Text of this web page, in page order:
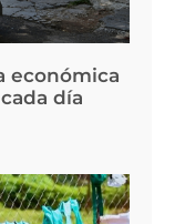
económica
día